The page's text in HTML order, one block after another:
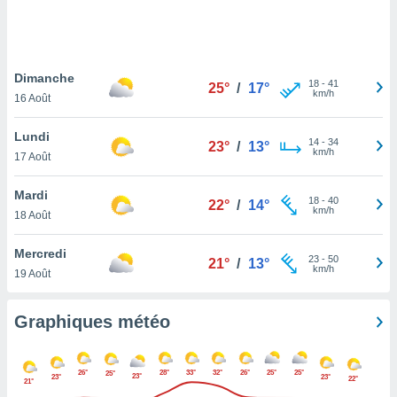
pas
de
à
cas,
que
sur le
ne
Dimanche
16 Août
25° / 17° 18- 41
km/h
Lundi
17 Août
23° / 13° 14- 34
km/h
Mardi
18 Août
22° / 14° 18- 40
km/h
Mercredi
19 Août
21° / 13° 23- 50
km/h
Graphiques météo
21°
23°
26° 25° 23° 28° 33° 32° 26° 25° 25°
23° 22°